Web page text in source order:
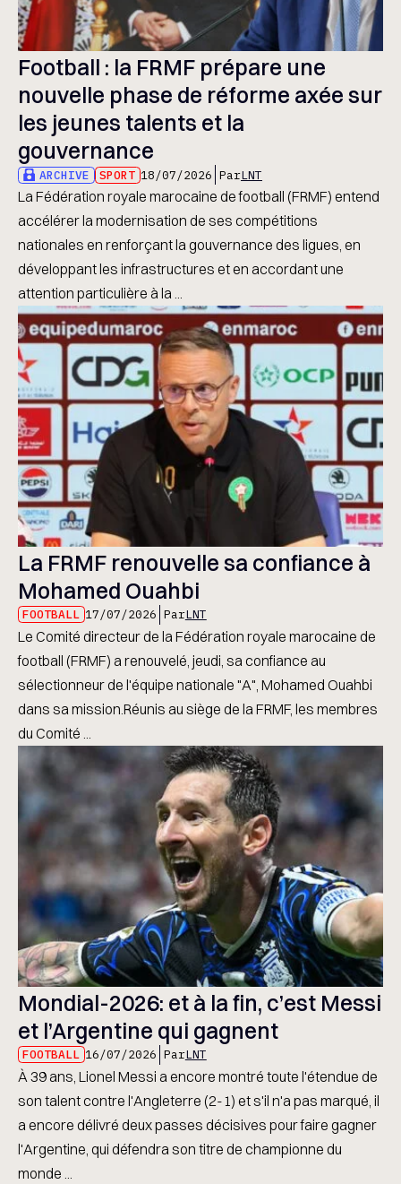
Football : la FRMF prépare une
nouvelle phase de réforme axée sur
les jeunes talents et la
gouvernance
ARCHIVE SPORT 18/07/2026 ParLNT
La Fédération royale marocaine de football (FRMF) entend
accélérer la modernisation de ses compétitions
nationales en renforçant la gouvernance des ligues, en
développant les infrastructures et en accordant une
attention particulière à la ...
La FRMF renouvelle sa confiance à
Mohamed Ouahbi
FOOTBALL 17/07/2026 ParLNT
Le Comité directeur de la Fédération royale marocaine de
football (FRMF) a renouvelé, jeudi, sa confiance au
sélectionneur de l'équipe nationale "A", Mohamed Ouahbi
dans sa mission.Réunis au siège de la FRMF, les membres
du Comité ...
Mondial-2026: et à la fin, c’est Messi
et l’Argentine qui gagnent
FOOTBALL 16/07/2026 ParLNT
À 39 ans, Lionel Messi a encore montré toute l'étendue de
son talent contre l'Angleterre (2-1) et s'il n'a pas marqué, il
a encore délivré deux passes décisives pour faire gagner
l'Argentine, qui défendra son titre de championne du
monde ...